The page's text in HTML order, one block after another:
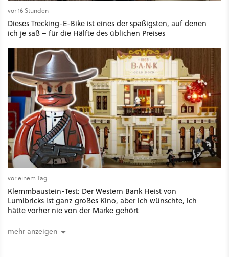
vor 16 Stunden
Dieses Trecking-E-Bike ist eines der spaßigsten, auf denen
ich je saß – für die Hälfte des üblichen Preises
vor einem Tag
Klemmbaustein-Test: Der Western Bank Heist von
Lumibricks ist ganz großes Kino, aber ich wünschte, ich
hätte vorher nie von der Marke gehört
mehr anzeigen